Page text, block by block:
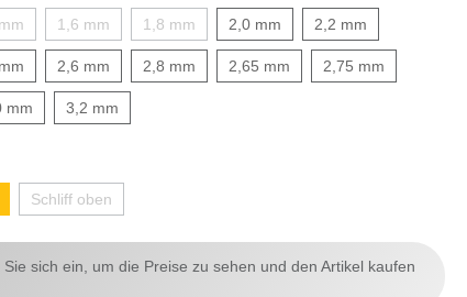
1,6 mm 1,8 mm 2,0 mm 2,2 mm
2,6 mm 2,8 mm 2,65 mm 2,75 mm
mm 3,2 mm
Schliff oben
Sie sich ein, um die Preise zu sehen und den Artikel kaufen